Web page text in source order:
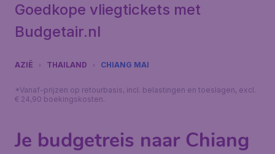
Goedkope vliegtickets met
Budgetair.nl
AZIË THAILAND CHIANG MAI
*Vanaf-prijzen op retourbasis, incl. belastingen en toeslagen, excl.
€ 24,90 boekingskosten.
Je budgetreis naar Chiang